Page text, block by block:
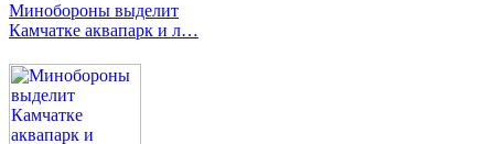
Минобороны выделит
Камчатке аквапарк и л…